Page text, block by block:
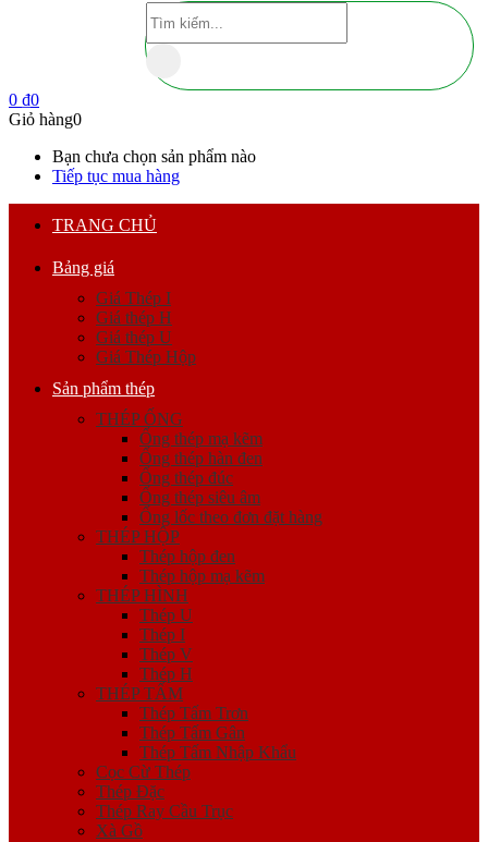
0 ₫0
Giỏ hàng0
Bạn chưa chọn sản phẩm nào
Tiếp tục mua hàng
TRANG CHỦ
Bảng giá
Giá Thép I
Giá thép H
Giá thép U
Giá Thép Hộp
Sản phẩm thép
THÉP ỐNG
Ống thép mạ kẽm
Ống thép hàn đen
Ống thép đúc
Ống thép siêu âm
Ống lốc theo đơn đặt hàng
THÉP HỘP
Thép hộp đen
Thép hộp mạ kẽm
THÉP HÌNH
Thép U
Thép I
Thép V
Thép H
THÉP TẤM
Thép Tấm Trơn
Thép Tấm Gân
Thép Tấm Nhập Khẩu
Cọc Cừ Thép
Thép Đặc
Thép Ray Cầu Trục
Xà Gồ